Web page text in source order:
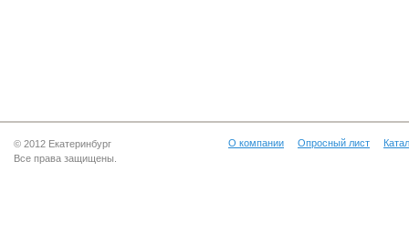
© 2012 Екатеринбург
Все права защищены.
О компании Опросный лист